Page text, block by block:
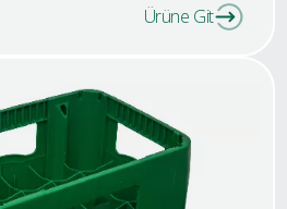
Ürüne Git